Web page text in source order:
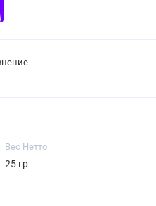
Вес Нетто
25 гр